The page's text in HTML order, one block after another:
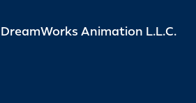
Animation L.L.C.